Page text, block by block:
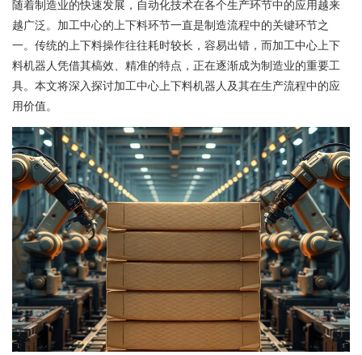
随着制造业的快速发展，自动化技术在各个生产环节中的应用越来
越广泛。加工中心的上下料环节一直是制造流程中的关键环节之
一。传统的上下料操作往往耗时较长，容易出错，而加工中心上下
料机器人凭借其槁效、精准的特点，正在逐渐成为制造业的重要工
具。本文将深入探讨加工中心上下料机器人及其在生产流程中的应
用价值。